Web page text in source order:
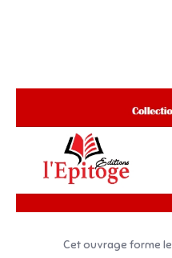
Cet ouvrage forme le